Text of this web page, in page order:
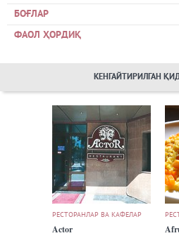
БОҒЛАР
ФАОЛ ҲОРДИҚ
КЕНГАЙТИРИЛГАН
РЕСТОРАНЛАР ВА КАФЕЛАР
Actor